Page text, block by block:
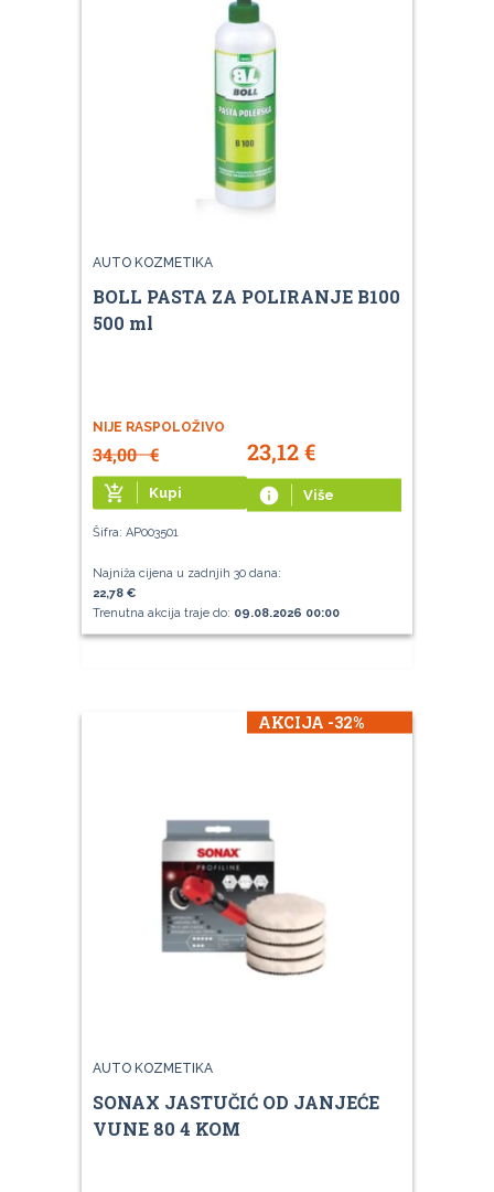
AUTO KOZMETIKA
BOLL PASTA ZA POLIRANJE B100
500 ml
NIJE RASPOLOŽIVO
34,00€ 23,12€
add_shopping_cart Kupi info Više
Šifra: AP003501
Najniža cijena u zadnjih 30 dana:
22,78 €
Trenutna akcija traje do: 09.08.2026 00:00
AKCIJA -32%
AUTO KOZMETIKA
SONAX JASTUČIĆ OD JANJEĆE
VUNE 80 4 KOM